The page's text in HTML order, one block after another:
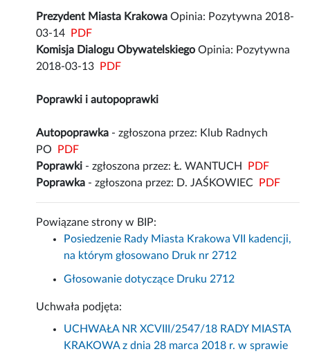
Prezydent Miasta Krakowa Opinia: Pozytywna 2018-
03-14
PDF
Komisja Dialogu ObywatelskiegoOpinia: Pozytywna
2018-03-13
PDF
Poprawki i autopoprawki
Autopoprawka - zgłoszona przez: Klub Radnych
PO
PDF
Poprawki - zgłoszona przez: Ł. WANTUCH
PDF
Poprawka - zgłoszona przez: D. JAŚKOWIEC PDF
Powiązane strony w BIP:
Posiedzenie Rady Miasta Krakowa VII kadencji,
na którym głosowano Druk nr 2712
Głosowanie dotyczące Druku 2712
Uchwała podjęta:
UCHWAŁA NR XCVIII/2547/18 RADY MIASTA
KRAKOWA z dnia 28 marca 2018 r. w sprawie